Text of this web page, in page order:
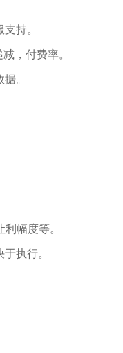
持。
，付费率。
。
幅度等。
执行。